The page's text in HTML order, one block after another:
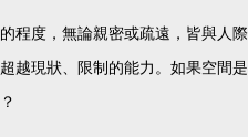
程度，無論親密或疏遠，皆與人
現狀、限制的能力。如果空間